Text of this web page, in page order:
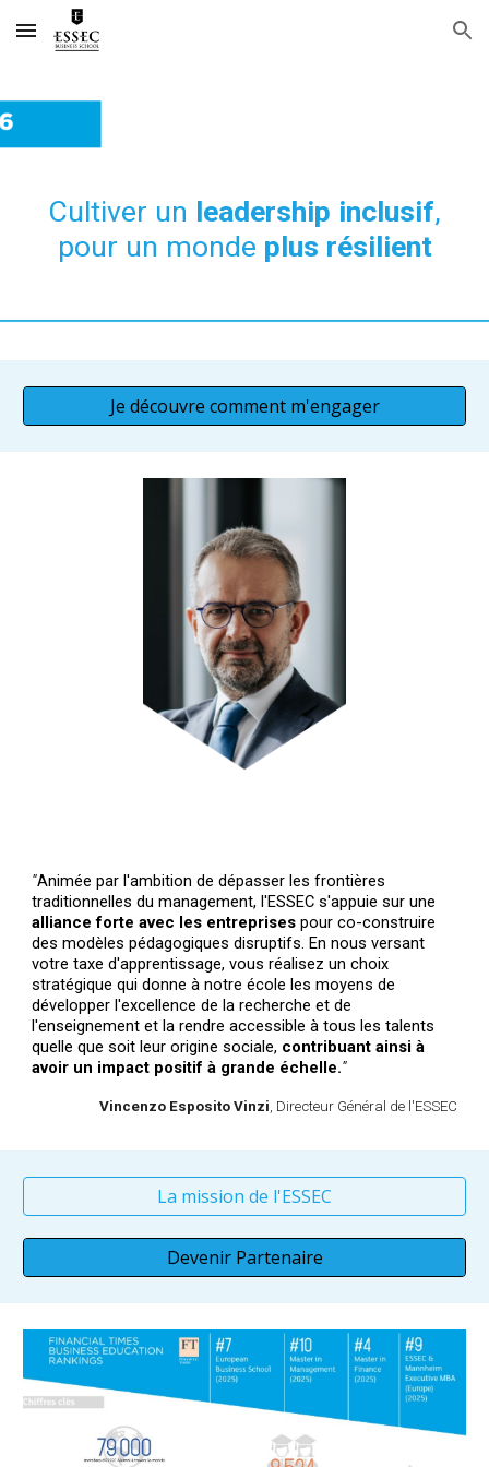
Skip to main content Skip to navigation
Cultiver un leadership inclusif,
pour un monde plus résilient
Je découvre comment m'engager
"Animée par l'ambition de dépasser les frontières
traditionnelles du management, l'ESSEC s'appuie sur une
alliance forte avec les entreprisespour co-construire
des modèles pédagogiques disruptifs. En nous versant
votre taxe d'apprentissage, vous réalisez un choix
stratégique qui donne à notre école les moyens de
développer l'excellence de la recherche et de
l'enseignement et la rendre accessible à tous les talents
quelle que soit leur origine sociale, contribuant ainsi à
avoir un impact positif à grande échelle."
Vincenzo Esposito Vinzi, Directeur Général de l'ESSEC
La mission de l'ESSEC
Devenir Partenaire